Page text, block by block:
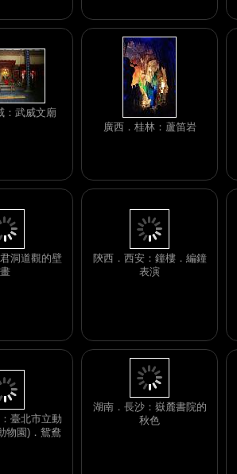
：武威文廟
廣西．桂林：蘆笛岩
洞道觀的壁
陝西．西安：鐘樓．編鐘
臺北市立動